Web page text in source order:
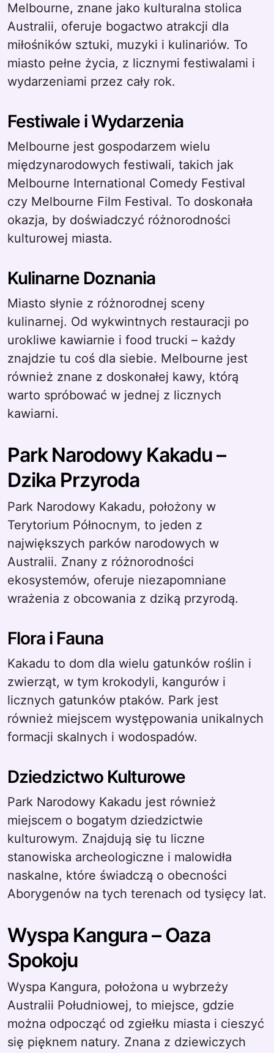
Melbourne, znane jako kulturalna stolica
Australii, oferuje bogactwo atrakcji dla
miłośników sztuki, muzyki i kulinariów. To
miasto pełne życia, z licznymi festiwalami i
wydarzeniami przez cały rok.
Festiwale i Wydarzenia
Melbourne jest gospodarzem wielu
międzynarodowych festiwali, takich jak
Melbourne International Comedy Festival
czy Melbourne Film Festival. To doskonała
okazja, by doświadczyć różnorodności
kulturowej miasta.
Kulinarne Doznania
Miasto słynie z różnorodnej sceny
kulinarnej. Od wykwintnych restauracji po
urokliwe kawiarnie i food trucki – każdy
znajdzie tu coś dla siebie. Melbourne jest
również znane z doskonałej kawy, którą
warto spróbować w jednej z licznych
kawiarni.
Park Narodowy Kakadu –
Dzika Przyroda
Park Narodowy Kakadu, położony w
Terytorium Północnym, to jeden z
największych parków narodowych w
Australii. Znany z różnorodności
ekosystemów, oferuje niezapomniane
wrażenia z obcowania z dziką przyrodą.
Flora i Fauna
Kakadu to dom dla wielu gatunków roślin i
zwierząt, w tym krokodyli, kangurów i
licznych gatunków ptaków. Park jest
również miejscem występowania unikalnych
formacji skalnych i wodospadów.
Dziedzictwo Kulturowe
Park Narodowy Kakadu jest również
miejscem o bogatym dziedzictwie
kulturowym. Znajdują się tu liczne
stanowiska archeologiczne i malowidła
naskalne, które świadczą o obecności
Aborygenów na tych terenach od tysięcy lat.
Wyspa Kangura – Oaza
Spokoju
Wyspa Kangura, położona u wybrzeży
Australii Południowej, to miejsce, gdzie
można odpocząć od zgiełku miasta i cieszyć
się pięknem natury. Znana z dziewiczych